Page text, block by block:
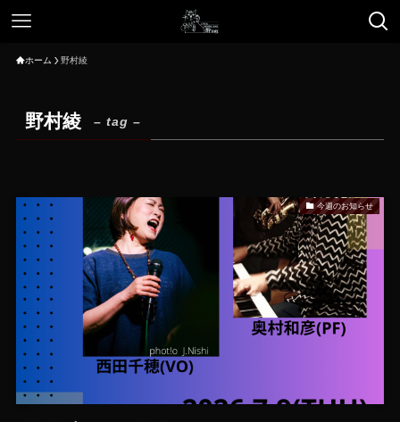
ホーム 野村綾
野村綾 – tag –
今週のお知らせ